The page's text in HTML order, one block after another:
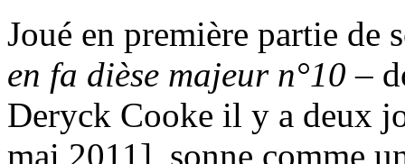
Joué en première partie de
en fa dièse majeur n°10 –
Deryck Cooke il y a deux
mai 2011], sonne comme